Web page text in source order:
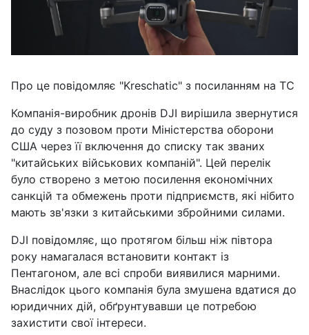
Про це повідомляє "Kreschatic" з посиланням на TC
Компанія-виробник дронів DJI вирішила звернутися
до суду з позовом проти Міністерства оборони
США через її включення до списку так званих
"китайських військових компаній". Цей перелік
було створено з метою посилення економічних
санкцій та обмежень проти підприємств, які нібито
мають зв'язки з китайськими збройними силами.
DJI повідомляє, що протягом більш ніж півтора
року намагалася встановити контакт із
Пентагоном, але всі спроби виявилися марними.
Внаслідок цього компанія була змушена вдатися до
юридичних дій, обґрунтувавши це потребою
захистити свої інтереси.